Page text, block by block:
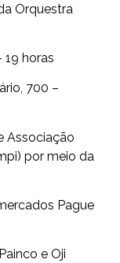
Orquestra
19 horas
700 –
Associação
por meio da
Pague
e Oji